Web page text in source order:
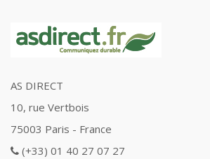
AS DIRECT
10, rue Vertbois
75003 Paris - France
(+33) 01 40 27 07 27